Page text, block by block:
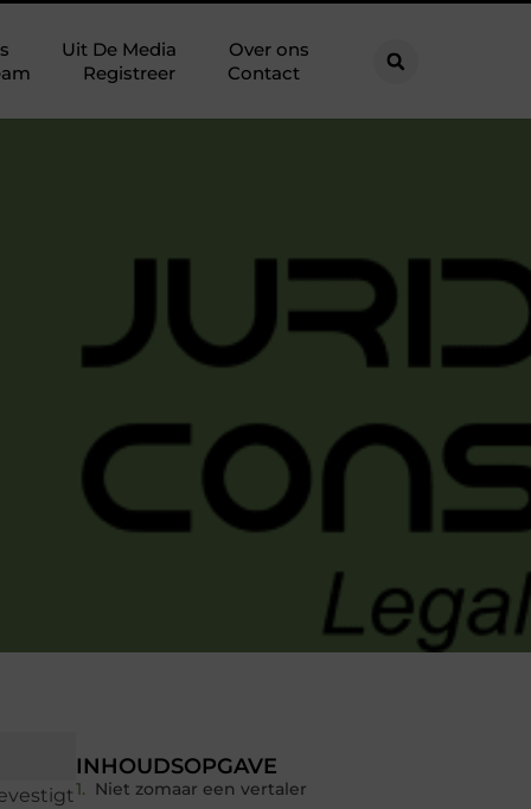
Uit De Media
Over ons
Registreer Contact
INHOUDSOPGAVE
Niet zomaar een vertaler